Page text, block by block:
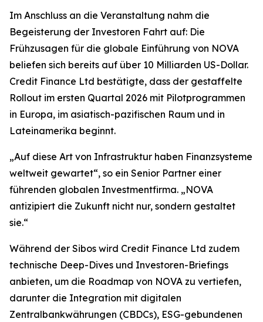
Im Anschluss an die Veranstaltung nahm die
Begeisterung der Investoren Fahrt auf: Die
Frühzusagen für die globale Einführung von NOVA
beliefen sich bereits auf über 10 Milliarden US-Dollar.
Credit Finance Ltd bestätigte, dass der gestaffelte
Rollout im ersten Quartal 2026 mit Pilotprogrammen
in Europa, im asiatisch-pazifischen Raum und in
Lateinamerika beginnt.
„Auf diese Art von Infrastruktur haben Finanzsysteme
weltweit gewartet“, so ein Senior Partner einer
führenden globalen Investmentfirma. „NOVA
antizipiert die Zukunft nicht nur, sondern gestaltet
sie.“
Während der Sibos wird Credit Finance Ltd zudem
technische Deep-Dives und Investoren-Briefings
anbieten, um die Roadmap von NOVA zu vertiefen,
darunter die Integration mit digitalen
Zentralbankwährungen (CBDCs), ESG-gebundenen